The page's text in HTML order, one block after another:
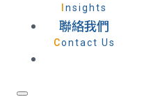
Insights
聯絡我們
Contact Us